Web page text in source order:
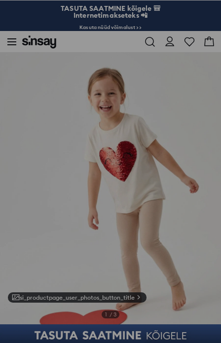
TASUTA SAATMINE kõigele 🎒
Internetimakseteks 📲
Kasuta nüüd võimalust >>
si_productpage_user_photos_button_title
1 / 3